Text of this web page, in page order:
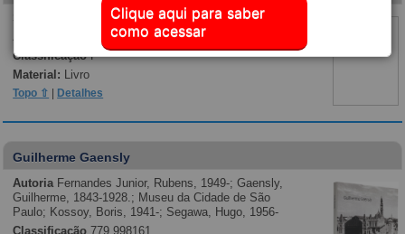
Clique aqui para saber
como acessar
Subtítulo:
vai fundo
Kinney, Jeff, 1971-;
ClassificaçãoF
Material: Livro
Topo ⇧ Detalhes
Guilherme Gaensly
Autoria Fernandes Junior, Rubens, 1949-; Gaensly,
Guilherme, 1843-1928.; Museu da Cidade de São
Paulo; Kossoy, Boris, 1941-; Segawa, Hugo, 1956-
Classificação779.998161